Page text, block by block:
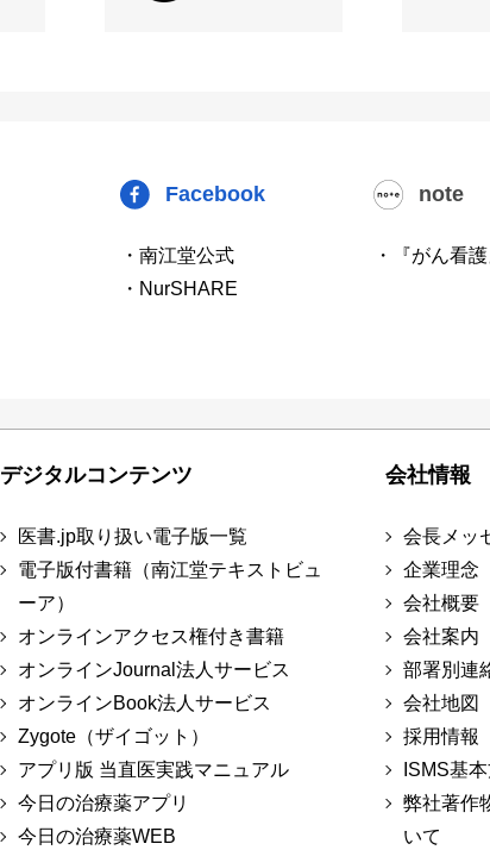
Facebook
・南江堂公式
・NurSHARE
note
・『がん看
デジタルコンテンツ
医書.jp取り扱い電子版一覧
電子版付書籍（南江堂テキストビュ
ーア）
オンラインアクセス権付き書籍
オンラインJournal法人サービス
オンラインBook法人サービス
Zygote（ザイゴット）
アプリ版 当直医実践マニュアル
今日の治療薬アプリ
今日の治療薬WEB
会社情報
会長メッ
企業理念
会社概要
会社案内
部署別連
会社地図
採用情報
ISMS基
弊社著作
いて